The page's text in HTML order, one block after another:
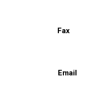
Fax
Email